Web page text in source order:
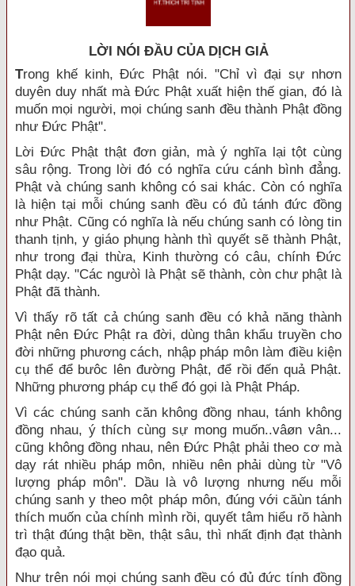
LỜI NÓI ÐẦU CỦA DỊCH GIẢ
Trong khế kinh, Đức Phật nói. "Chỉ vì đại sự nhơn
duyên duy nhất mà Đức Phật xuất hiện thế gian, đó là
muốn mọi người, mọi chúng sanh đều thành Phật đồng
như Đức Phật".
Lời Đức Phật thật đơn giản, mà ý nghĩa lại tột cùng
sâu rộng. Trong lời đó có nghĩa cứu cánh bình đẳng.
Phật và chúng sanh không có sai khác. Còn có nghĩa
là hiện tại mỗi chúng sanh đều có đủ tánh đức đồng
như Phật. Cũng có nghĩa là nếu chúng sanh có lòng tin
thanh tịnh, y giáo phụng hành thì quyết sẽ thành Phật,
như trong đại thừa, Kinh thường có câu, chính Đức
Phật dạy. "Các ngưòì là Phật sẽ thành, còn chư phật là
Phật đã thành.
Vì thấy rõ tất cả chúng sanh đều có khả năng thành
Phật nên Đức Phật ra đời, dùng thân khẩu truyền cho
đời những phương cách, nhập pháp môn làm điều kiện
cụ thể để bưôc lên đường Phật, để rồi đến quả Phật.
Những phương pháp cụ thể đó gọi là Phật Pháp.
Vì các chúng sanh căn không đồng nhau, tánh không
đồng nhau, ý thích cùng sự mong muốn..vâøn vân...
cũng không đồng nhau, nên Đức Phật phải theo cơ mà
dạy rát nhiều pháp môn, nhiều nên phải dùng từ "Vô
lượng pháp môn". Dầu là vô lượng nhưng nếu mỗi
chúng sanh y theo một pháp môn, đúng với căùn tánh
thích muốn của chính mình rồi, quyết tâm hiểu rõ hành
trì thật đúng thật bền, thật sâu, thì nhất định đạt thành
đạo quả.
Như trên nói mọi chúng sanh đều có đủ đức tính đồng